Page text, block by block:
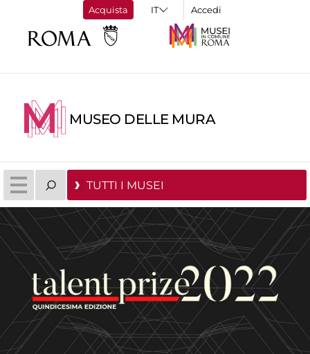
Acquista Accedi
MUSEO DELLE MURA
TUTTI I MUSEI